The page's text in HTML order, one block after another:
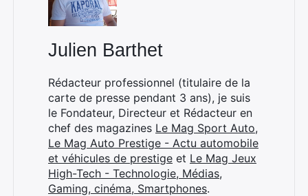
Julien Barthet
Rédacteur professionnel (titulaire de la
carte de presse pendant 3 ans), je suis
le Fondateur, Directeur et Rédacteur en
chef des magazines Le Mag Sport Auto,
Le Mag Auto Prestige - Actu automobile
et véhicules de prestige et Le Mag Jeux
High-Tech - Technologie, Médias,
Gaming, cinéma, Smartphones.